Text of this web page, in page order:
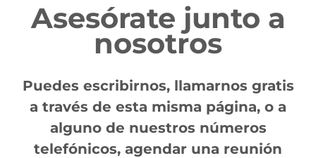
Asesórate junto a
nosotros
Puedes escribirnos, llamarnos gratis
a través de esta misma página, o a
alguno de nuestros números
telefónicos, agendar una reunión